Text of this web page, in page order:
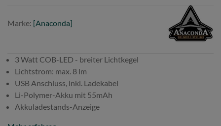
Marke: [Anaconda]
3 Watt COB-LED - breiter Lichtkegel
Lichtstrom: max. 8 lm
USB Anschluss, inkl. Ladekabel
Li-Polymer-Akku mit 55mAh
Akkuladestands-Anzeige